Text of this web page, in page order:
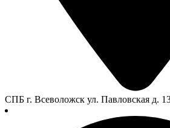
СПБ г. Всеволожск ул. Павловская д.